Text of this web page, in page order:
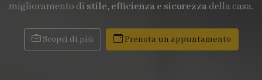
miglioramento di stile, efficienza e sicurezzadella casa.
Scopri di più Prenota un appuntamento